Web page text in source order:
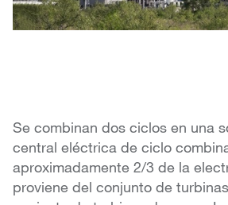
Se combinan dos ciclos en una
central eléctrica de ciclo
aproximadamente 2/3 de la
proviene del conjunto de